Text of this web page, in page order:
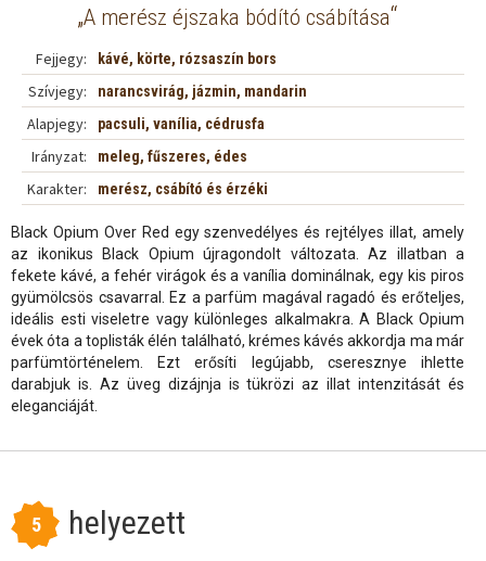
„A merész éjszaka bódító csábítása“
Fejjegy: kávé, körte, rózsaszín bors
Szívjegy: narancsvirág, jázmin, mandarin
Alapjegy: pacsuli, vanília, cédrusfa
Irányzat: meleg, fűszeres, édes
Karakter: merész, csábító és érzéki
Black Opium Over Red egy szenvedélyes és rejtélyes illat, amely
az ikonikus Black Opium újragondolt változata. Az illatban a
fekete kávé, a fehér virágok és a vanília dominálnak, egy kis piros
gyümölcsös csavarral. Ez a parfüm magával ragadó és erőteljes,
ideális esti viseletre vagy különleges alkalmakra. A Black Opium
évek óta a toplisták élén található, krémes kávés akkordja ma már
parfümtörténelem. Ezt erősíti legújabb, cseresznye ihlette
darabjuk is. Az üveg dizájnja is tükrözi az illat intenzitását és
eleganciáját.
5 helyezett